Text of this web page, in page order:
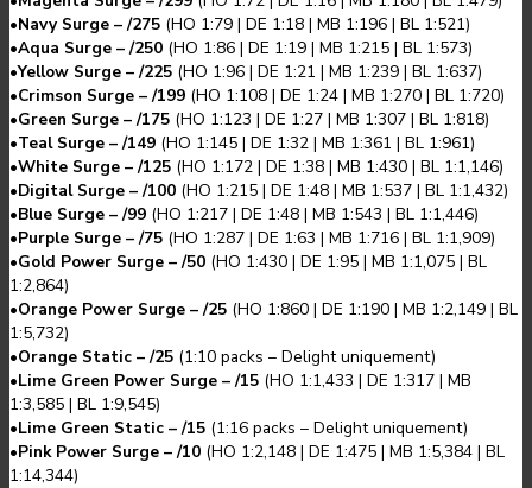
•Navy Surge – /275 (HO 1:79 | DE 1:18 | MB 1:196 | BL 1:521)
•Aqua Surge – /250 (HO 1:86 | DE 1:19 | MB 1:215 | BL 1:573)
•Yellow Surge – /225 (HO 1:96 | DE 1:21 | MB 1:239 | BL 1:637)
•Crimson Surge – /199 (HO 1:108 | DE 1:24 | MB 1:270 | BL 1:720)
•Green Surge – /175 (HO 1:123 | DE 1:27 | MB 1:307 | BL 1:818)
•Teal Surge – /149 (HO 1:145 | DE 1:32 | MB 1:361 | BL 1:961)
•White Surge – /125 (HO 1:172 | DE 1:38 | MB 1:430 | BL 1:1,146)
•Digital Surge – /100 (HO 1:215 | DE 1:48 | MB 1:537 | BL 1:1,432)
•Blue Surge – /99 (HO 1:217 | DE 1:48 | MB 1:543 | BL 1:1,446)
•Purple Surge – /75 (HO 1:287 | DE 1:63 | MB 1:716 | BL 1:1,909)
•Gold Power Surge – /50 (HO 1:430 | DE 1:95 | MB 1:1,075 | BL
1:2,864)
•Orange Power Surge – /25 (HO 1:860 | DE 1:190 | MB 1:2,149 | BL
1:5,732)
•Orange Static – /25 (1:10 packs – Delight uniquement)
•Lime Green Power Surge – /15 (HO 1:1,433 | DE 1:317 | MB
1:3,585 | BL 1:9,545)
•Lime Green Static – /15 (1:16 packs – Delight uniquement)
•Pink Power Surge – /10 (HO 1:2,148 | DE 1:475 | MB 1:5,384 | BL
1:14,344)